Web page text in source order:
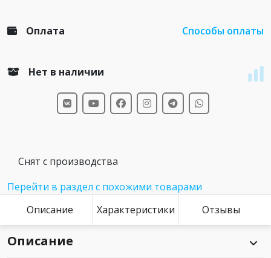
Оплата Способы оплаты
Нет в наличии
Снят с производства
Перейти в раздел с похожими товарами
Описание
Характеристики Отзывы
Описание